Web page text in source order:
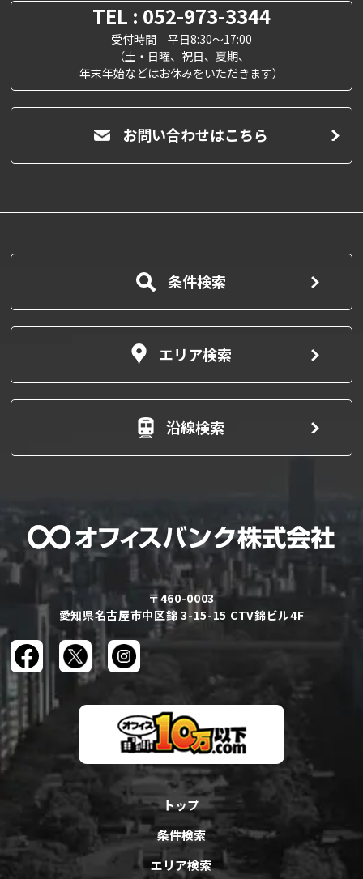
TEL : 052-973-3344
受付時間 平日8:30～17:00
（土・日曜、祝日、夏期、
年末年始などはお休みをいただきます）
お問い合わせはこちら
条件検索
エリア検索
沿線検索
〒460-0003
愛知県名古屋市中区錦 3-15-15 CTV錦ビル4F
トップ
条件検索
エリア検索